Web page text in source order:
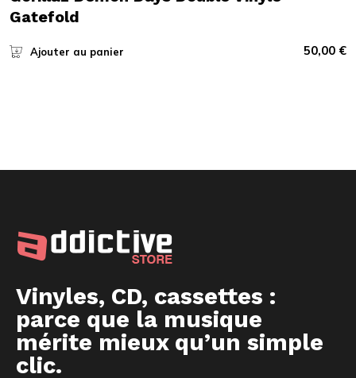
Gatefold
Ajouter au panier 50,00 €
Vinyles, CD, cassettes :
parce que la musique
mérite mieux qu’un simple
clic.